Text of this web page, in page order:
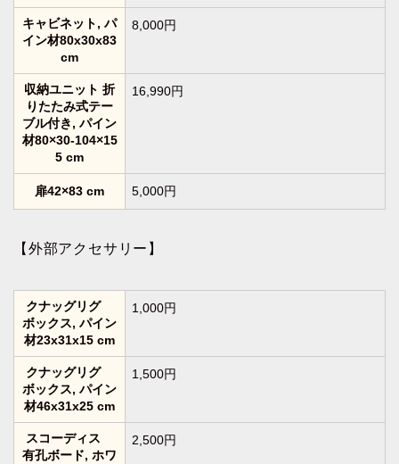
キャビネット, パ
イン材80x30x83
cm
8,000円
収納ユニット 折
りたたみ式テー
ブル付き, パイン
材80×30-104×15
5 cm
16,990円
扉42×83 cm 5,000円
【外部アクセサリー】
クナッグリグ
ボックス, パイン
材23x31x15 cm
1,000円
クナッグリグ
ボックス, パイン
材46x31x25 cm
1,500円
スコーディス
有孔ボード, ホワ
2,500円